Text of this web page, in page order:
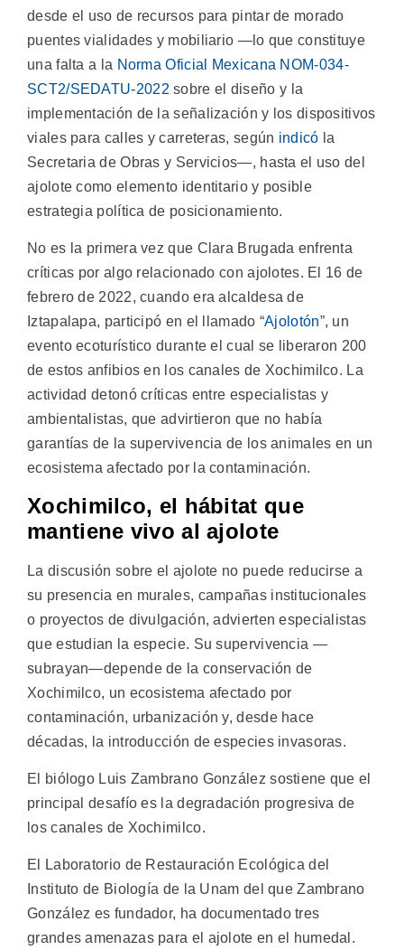
desde el uso de recursos para pintar de morado
puentes vialidades y mobiliario —lo que constituye
una falta a la Norma Oficial Mexicana NOM-034-
SCT2/SEDATU-2022 sobre el diseño y la
implementación de la señalización y los dispositivos
viales para calles y carreteras, según indicó la
Secretaria de Obras y Servicios—, hasta el uso del
ajolote como elemento identitario y posible
estrategia política de posicionamiento.
No es la primera vez que Clara Brugada enfrenta
críticas por algo relacionado con ajolotes. El 16 de
febrero de 2022, cuando era alcaldesa de
Iztapalapa, participó en el llamado “Ajolotón”, un
evento ecoturístico durante el cual se liberaron 200
de estos anfibios en los canales de Xochimilco. La
actividad detonó críticas entre especialistas y
ambientalistas, que advirtieron que no había
garantías de la supervivencia de los animales en un
ecosistema afectado por la contaminación.
Xochimilco, el hábitat que
mantiene vivo al ajolote
La discusión sobre el ajolote no puede reducirse a
su presencia en murales, campañas institucionales
o proyectos de divulgación, advierten especialistas
que estudian la especie. Su supervivencia —
subrayan—depende de la conservación de
Xochimilco, un ecosistema afectado por
contaminación, urbanización y, desde hace
décadas, la introducción de especies invasoras.
El biólogo Luis Zambrano González sostiene que el
principal desafío es la degradación progresiva de
los canales de Xochimilco.
El Laboratorio de Restauración Ecológica del
Instituto de Biología de la Unam del que Zambrano
González es fundador, ha documentado tres
grandes amenazas para el ajolote en el humedal.